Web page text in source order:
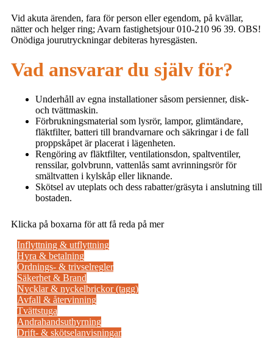
Vid akuta ärenden, fara för person eller egendom, på kvällar,
nätter och helger ring; Avarn fastighetsjour 010-210 96 39. OBS!
Onödiga jourutryckningar debiteras hyresgästen.
Vad ansvarar du själv för?
Underhåll av egna installationer såsom persienner, disk-
och tvättmaskin.
Förbrukningsmaterial som lysrör, lampor, glimtändare,
fläktfilter, batteri till brandvarnare och säkringar i de fall
proppskåpet är placerat i lägenheten.
Rengöring av fläktfilter, ventilationsdon, spaltventiler,
renssilar, golvbrunn, vattenlås samt avrinningsrör för
smältvatten i kylskåp eller liknande.
Skötsel av uteplats och dess rabatter/gräsyta i anslutning till
bostaden.
Klicka på boxarna för att få reda på mer
Inflyttning & utflyttning
Hyra & betalning
Ordnings- & trivselregler
Säkerhet & Brand
Nycklar & nyckelbrickor (tagg)
Avfall & återvinning
Tvättstuga
Andrahandsuthyrning
Drift- & skötselanvisningar